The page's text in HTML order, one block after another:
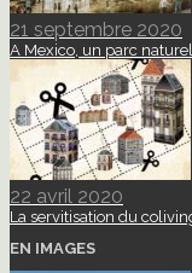
21 septembre 2020
A Mexico, un parc
22 avril 2020
La servitisation du
EN IMAGES